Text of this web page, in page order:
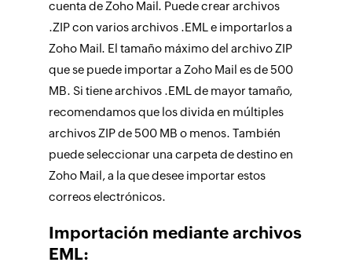
cuenta de Zoho Mail. Puede crear archivos
.ZIP con varios archivos .EML e importarlos a
Zoho Mail. El tamaño máximo del archivo ZIP
que se puede importar a Zoho Mail es de 500
MB. Si tiene archivos .EML de mayor tamaño,
recomendamos que los divida en múltiples
archivos ZIP de 500 MB o menos. También
puede seleccionar una carpeta de destino en
Zoho Mail, a la que desee importar estos
correos electrónicos.
Importación mediante archivos
EML: